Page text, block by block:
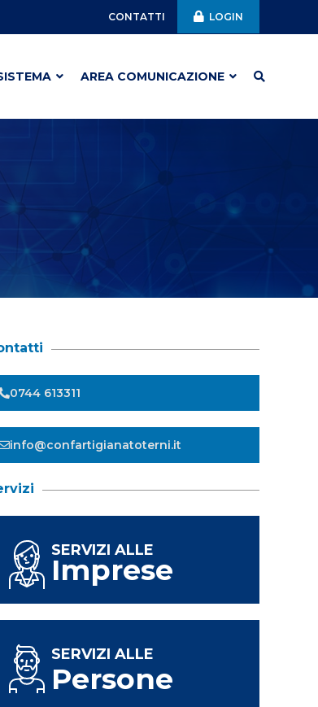
CONTATTI LOGIN
AREA COMUNICAZIONE
0744 613311
info@confartigianatoterni.it
SERVIZI ALLE
Imprese
SERVIZI ALLE
Persone